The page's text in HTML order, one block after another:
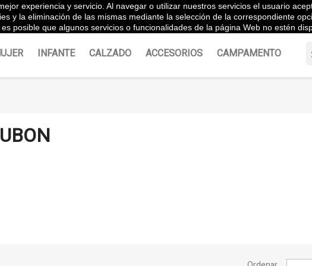
Español
INFANTE CALZADO ACCESORIOS CAMPAMENTO
experiencia y servicio. Al navegar o utilizar nuestros servicios el usuario
y la eliminación de las mismas mediante la selección de la correspondiente
posible que algunos servicios o funcionalidades de la página Web no estén